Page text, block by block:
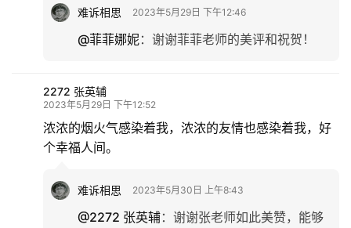
难诉相思 2023年5月29日 下午12:46
@菲菲娜妮： 谢谢菲菲老师的美评和祝贺！
2272 张英辅
2023年5月29日 下午12:52
浓浓的烟火气感染着我，浓浓的友情也感染着我，好
个幸福人间。
难诉相思 2023年5月30日 上午8:43
@2272 张英辅： 谢谢张老师如此美赞，能够